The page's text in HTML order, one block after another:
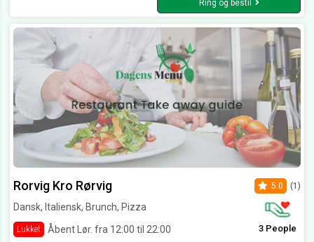
Ring og bestil
Rorvig Kro Rørvig
Dansk, Italiensk, Brunch, Pizza
Lukket Åbent Lør. fra 12:00 til 22:00
5.0 (1)
3 People